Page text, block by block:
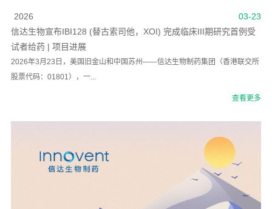
03-23
2026
信达生物宣布IBI128 (替古索司他，XOI) 完成临床III期研究首例受
试者给药 | 项目进展
2026年3月23日，美国旧金山和中国苏州——信达生物制药集团（香港联交所
股票代码：01801），一...
查看更多